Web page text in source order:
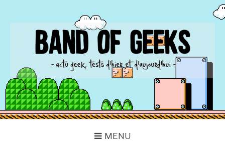
BAND OF GEEKS
Actu Geek d'hier et d'aujourd'hui
MENU